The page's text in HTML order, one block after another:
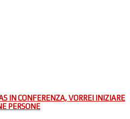
IN CONFERENZA, VORREI INIZIARE
PERSONE